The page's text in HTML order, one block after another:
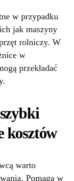
w przypadku
jak maszyny
rolniczy. W
w
przekładać
kosztów
warto
Pomaga w